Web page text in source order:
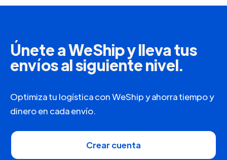
Más información
Únete a WeShip y lleva tus
envíos al siguiente nivel.
Optimiza tu logística con WeShip y ahorra tiempo y
dinero en cada envío.
Crear cuenta